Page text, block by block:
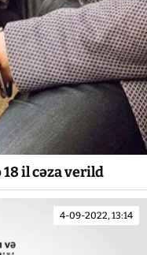
il cəza verild
4-09-2022, 13:14